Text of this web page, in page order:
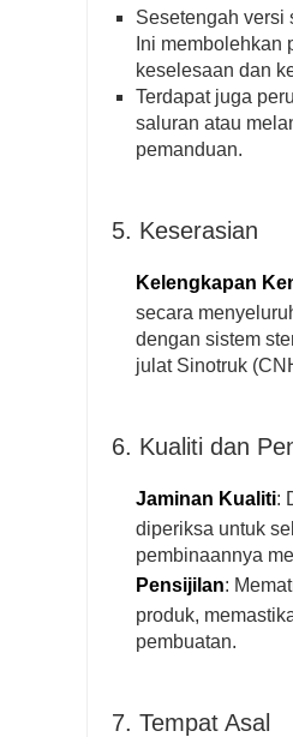
Sesetengah versi
Ini
keselesaan dan
Terdapat juga
saluran atau
pemanduan.
5. Keserasian
Kelengkapan
secara
dengan sistem
julat Sinotruk
6. Kualiti dan
Jaminan Kualiti:
diperiksa untuk
pembinaannya
Pensijilan:
produk,
pembuatan.
7. Tempat Asal